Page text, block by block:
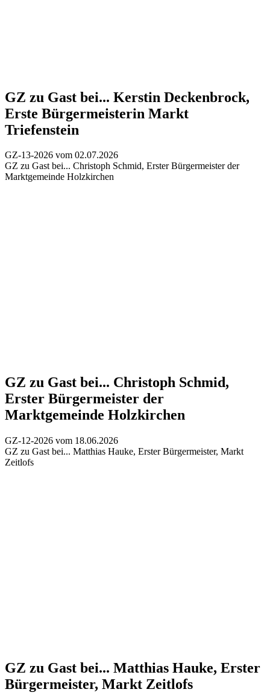
GZ zu Gast bei... Kerstin Deckenbrock,
Erste Bürgermeisterin Markt
Triefenstein
GZ-13-2026 vom 02.07.2026
GZ zu Gast bei... Christoph Schmid, Erster Bürgermeister der
Marktgemeinde Holzkirchen
GZ zu Gast bei... Christoph Schmid,
Erster Bürgermeister der
Marktgemeinde Holzkirchen
GZ-12-2026 vom 18.06.2026
GZ zu Gast bei... Matthias Hauke, Erster Bürgermeister, Markt
Zeitlofs
GZ zu Gast bei... Matthias Hauke, Erster
Bürgermeister, Markt Zeitlofs